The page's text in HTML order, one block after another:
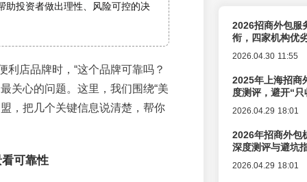
助投资者做出理性、风险可控的决
利店品牌时，“这个品牌可靠吗？
关心的问题。这里，我们围绕“美
，把几个关键信息说清楚，帮你
可靠性
2026招商外包服
衔，四家机构优
2026.04.30 11:55
2025年上海招商
度测评，避开“
2026.04.29 18:01
2026年招商外包
深度测评与避坑
2026.04.29 18:01